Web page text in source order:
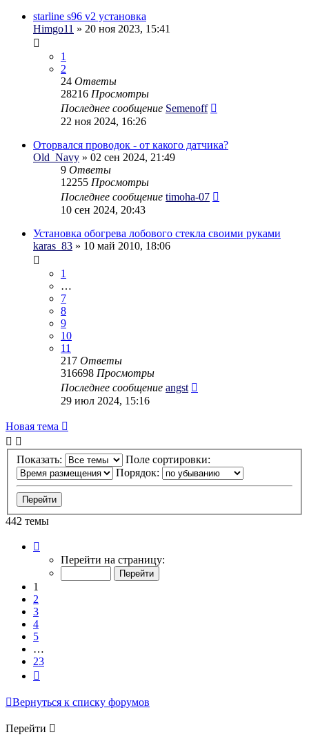
starline s96 v2 установка
Himgo11 » 20 ноя 2023, 15:41
1
2
24 Ответы
28216 Просмотры
Последнее сообщение Semenoff
22 ноя 2024, 16:26
Оторвался проводок - от какого датчика?
Old_Navy » 02 сен 2024, 21:49
9 Ответы
12255 Просмотры
Последнее сообщение timoha-07
10 сен 2024, 20:43
Установка обогрева лобового стекла своими руками
karas_83 » 10 май 2010, 18:06
1
…
7
8
9
10
11
217 Ответы
316698 Просмотры
Последнее сообщение angst
29 июл 2024, 15:16
Новая тема
Показать:
Поле сортировки:
Порядок:
442 темы
Перейти на страницу:
1
2
3
4
5
…
23
Вернуться к списку форумов
Перейти